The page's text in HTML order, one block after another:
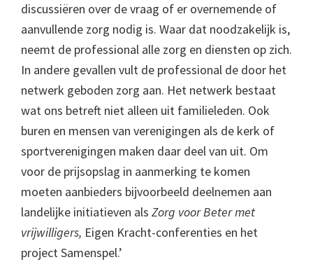
discussiëren over de vraag of er overnemende of
aanvullende zorg nodig is. Waar dat noodzakelijk is,
neemt de professional alle zorg en diensten op zich.
In andere gevallen vult de professional de door het
netwerk geboden zorg aan. Het netwerk bestaat
wat ons betreft niet alleen uit familieleden. Ook
buren en mensen van verenigingen als de kerk of
sportverenigingen maken daar deel van uit. Om
voor de prijsopslag in aanmerking te komen
moeten aanbieders bijvoorbeeld deelnemen aan
landelijke initiatieven als Zorg voor Beter met
vrijwilligers, Eigen Kracht-conferenties en het
project Samenspel.’